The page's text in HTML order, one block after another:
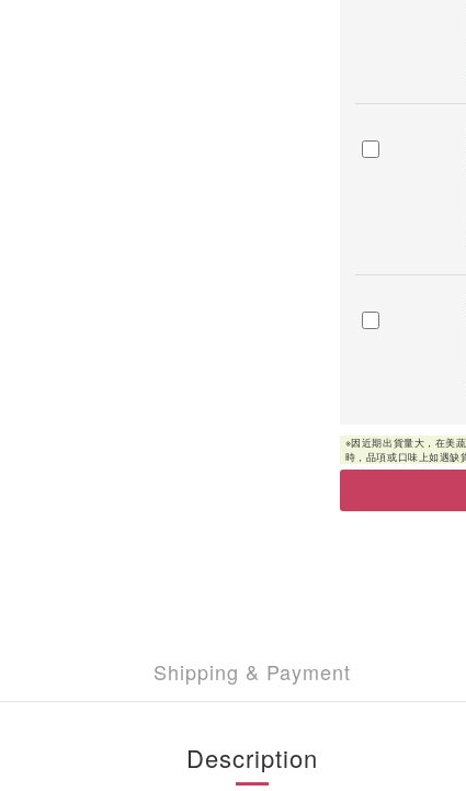
Shipping & Payment
Description